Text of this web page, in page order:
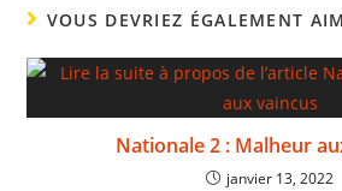
VOUS DEVRIEZ ÉGALEMENT
Nationale 2 : Malheur
janvier 13, 2022